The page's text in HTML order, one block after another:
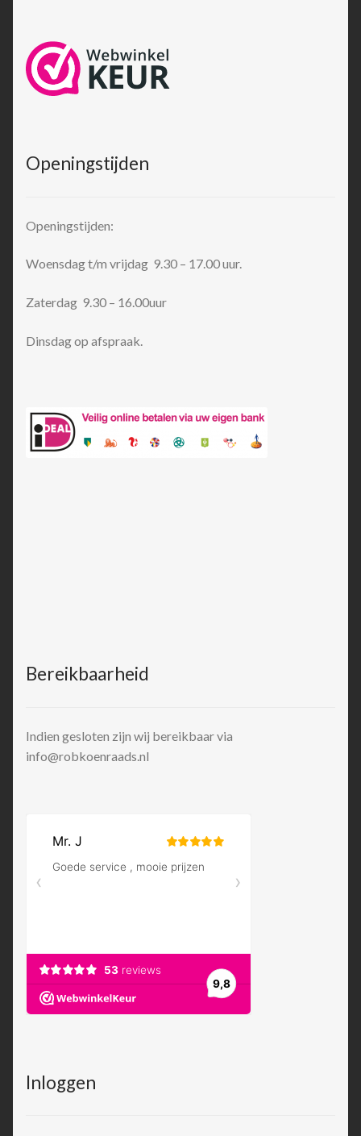
Openingstijden
Openingstijden:
Woensdag t/m vrijdag 9.30 – 17.00 uur.
Zaterdag 9.30 – 16.00uur
Dinsdag op afspraak.
Bereikbaarheid
Indien gesloten zijn wij bereikbaar via
info@robkoenraads.nl
Inloggen